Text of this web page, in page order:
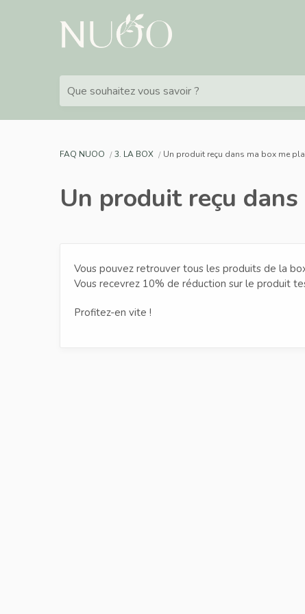
Que souhaitez vous savoir ?
FAQ NUOO 3. LA BOX Un produit reçu dans ma box me
Un produit reçu
Vous pouvez retrouver tous les produits de la
Vous recevrez 10% de réduction sur le produit
Profitez-en vite !